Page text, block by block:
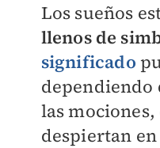
Los sueños
llenos de
significado
dependiendo
las
despiertan